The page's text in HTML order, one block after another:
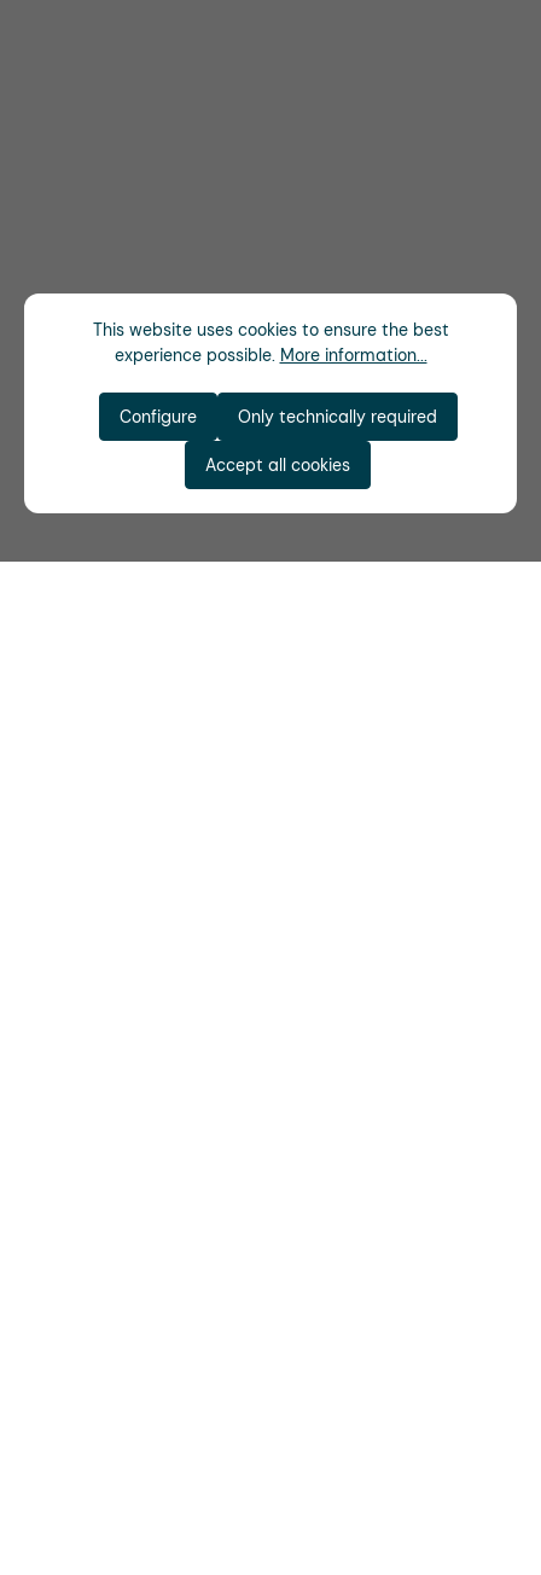
This website uses cookies to ensure the best
experience possible. More information...
Only technically required
Configure
Accept all cookies